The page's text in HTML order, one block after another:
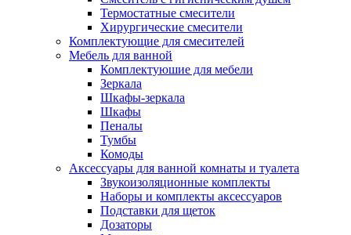
Термостатные смесители
Хирургические смесители
Комплектующие для смесителей
Мебель для ванной
Комплектуюшие для мебели
Зеркала
Шкафы-зеркала
Шкафы
Пеналы
Тумбы
Комоды
Аксессуары для ванной комнаты и туалета
Звукоизоляционные комплекты
Наборы и комплекты аксессуаров
Подставки для щеток
Дозаторы